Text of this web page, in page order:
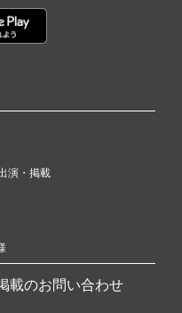
演・掲載
載のお問い合わせ